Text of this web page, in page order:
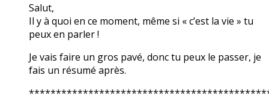
Salut,
Il y à quoi en ce moment, même si « c’est la vie » tu
peux en parler !
Je vais faire un gros pavé, donc tu peux le passer, je
fais un résumé après.